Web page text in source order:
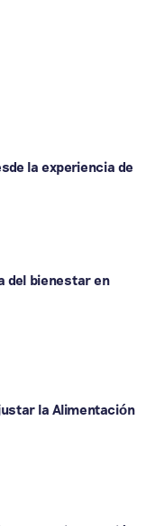
la experiencia de
del bienestar en
la Alimentación